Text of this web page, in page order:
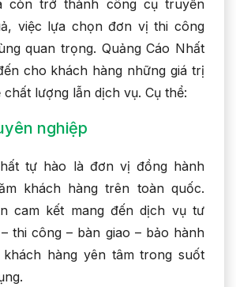
còn trở thành công cụ truyền
việc lựa chọn đơn vị thi công
quan trọng. Quảng Cáo Nhất
cho khách hàng những giá trị
lượng lẫn dịch vụ. Cụ thể:
nghiệp
tự hào là đơn vị đồng hành
khách hàng trên toàn quốc.
cam kết mang đến dịch vụ tư
thi công – bàn giao – bảo hành
hàng yên tâm trong suốt